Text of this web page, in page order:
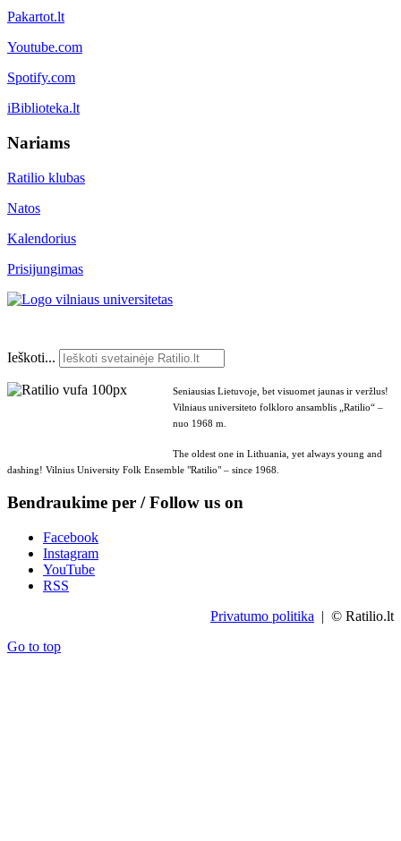
Pakartot.lt
Youtube.com
Spotify.com
iBiblioteka.lt
Nariams
Ratilio klubas
Natos
Kalendorius
Prisijungimas
Ieškoti...
Seniausias Lietuvoje, bet visuomet jaunas ir veržlus!
Vilniaus universiteto folkloro ansamblis „Ratilio“ –
nuo 1968 m.
The oldest one in Lithuania, yet always young and
dashing! Vilnius University Folk Ensemble "Ratilio" – since 1968.
Bendraukime per / Follow us on
Facebook
Instagram
YouTube
RSS
Privatumo politika | © Ratilio.lt
Go to top